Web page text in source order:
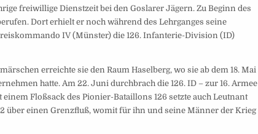
freiwillige Dienstzeit bei den Goslarer Jägern. Zu Beginn des
Dort erhielt er noch während des Lehrganges seine
IV (Münster) die 126. Infanterie-Division (ID)
erreichte sie den Raum Haselberg, wo sie ab dem 18. Mai
hatte. Am 22. Juni durchbrach die 126. ID – zur 16. Armee
Floßsack des Pionier-Bataillons 126 setzte auch Leutnant
über einen Grenzfluß, womit für ihn und seine Männer der Krieg